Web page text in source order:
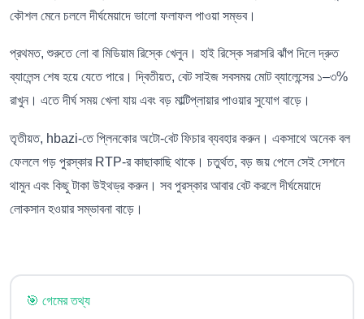
কৌশল মেনে চললে দীর্ঘমেয়াদে ভালো ফলাফল পাওয়া সম্ভব।
প্রথমত, শুরুতে লো বা মিডিয়াম রিস্কে খেলুন। হাই রিস্কে সরাসরি ঝাঁপ দিলে দ্রুত
ব্যালেন্স শেষ হয়ে যেতে পারে। দ্বিতীয়ত, বেট সাইজ সবসময় মোট ব্যালেন্সের ১–৩%
রাখুন। এতে দীর্ঘ সময় খেলা যায় এবং বড় মাল্টিপ্লায়ার পাওয়ার সুযোগ বাড়ে।
তৃতীয়ত, hbazi-তে প্লিনকোর অটো-বেট ফিচার ব্যবহার করুন। একসাথে অনেক বল
ফেললে গড় পুরস্কার RTP-র কাছাকাছি থাকে। চতুর্থত, বড় জয় পেলে সেই সেশনে
থামুন এবং কিছু টাকা উইথড্র করুন। সব পুরস্কার আবার বেট করলে দীর্ঘমেয়াদে
লোকসান হওয়ার সম্ভাবনা বাড়ে।
🎯 গেমের তথ্য